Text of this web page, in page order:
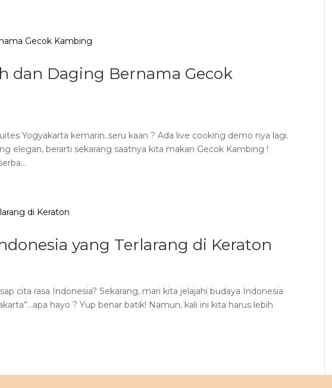
dan Daging Bernama Gecok
Yogyakarta kemarin..seru kaan ? Ada live cooking demo nya lagi.
elegan, berarti sekarang saatnya kita makan Gecok Kambing !
yang Terlarang di Keraton
cita rasa Indonesia? Sekarang, mari kita jelajahi budaya Indonesia
hayo ? Yup benar batik! Namun, kali ini kita harus lebih